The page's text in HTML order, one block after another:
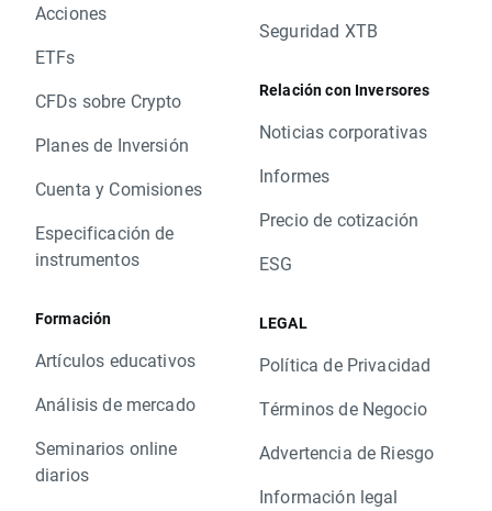
Acciones
ETFs
CFDs sobre Crypto
Planes de Inversión
Cuenta y Comisiones
Especificación de
instrumentos
Formación
Artículos educativos
Análisis de mercado
Seminarios online
diarios
Seguridad XTB
Relación con Inversores
Noticias corporativas
Informes
Precio de cotización
ESG
LEGAL
Política de Privacidad
Términos de Negocio
Advertencia de Riesgo
Información legal